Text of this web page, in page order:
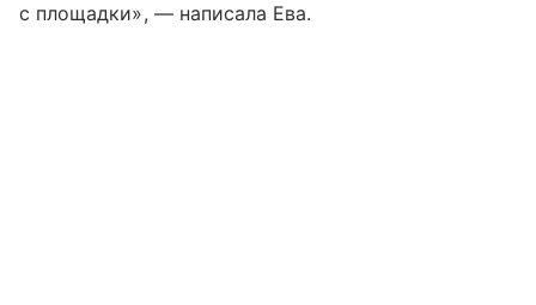
с площадки», — написала Ева.